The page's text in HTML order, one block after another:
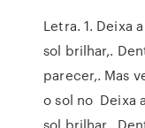
Letra. 1. Deixa
sol brilhar,.
parecer,. Mas
o sol no Deixa
sol brilhar,.